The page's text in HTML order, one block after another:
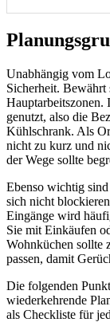
Unabhängig vom
Sicherheit. Bewährt
genutzt, also die
Kühlschrank. Als
nicht zu kurz und
der Wege sollte
Ebenso wichtig
sich nicht
Eingänge wird
Sie mit Einkäufen
Wohnküchen sollte
passen, damit
Die folgenden
wiederkehrende
als Checkliste für